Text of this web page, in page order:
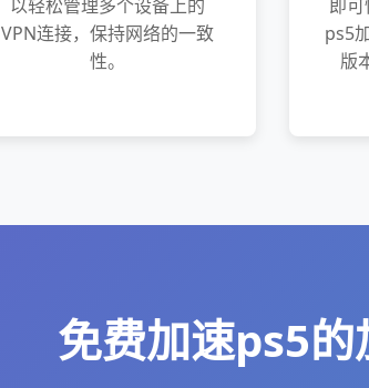
以轻松管理多个设备上的
VPN连接，保持网络的一致
性。
即
ps5
版
免费加速ps5的